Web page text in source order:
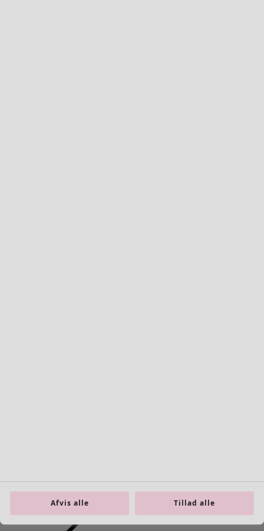
BoligÅbn menu Bolig
Afvis alle Tillad alle